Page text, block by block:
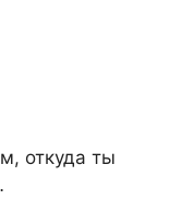
откуда ты